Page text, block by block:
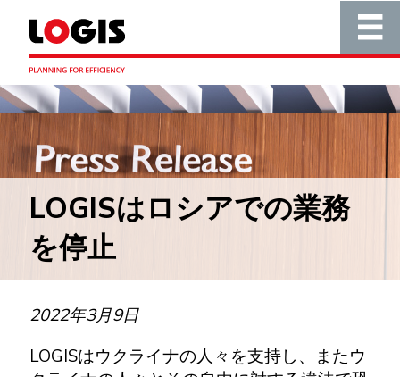
LOGISはロシアでの業務
を停止
2022年3月9日
LOGISはウクライナの人々を支持し、またウ